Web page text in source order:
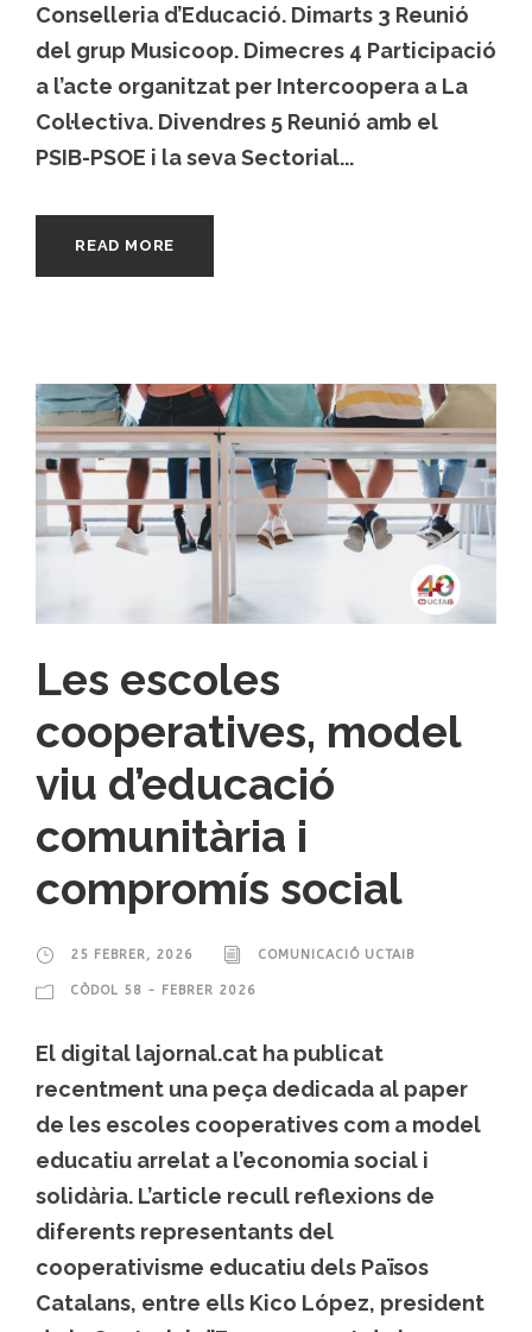
Conselleria d’Educació. Dimarts 3 Reunió
del grup Musicoop. Dimecres 4 Participació
a l’acte organitzat per Intercoopera a La
Col·lectiva. Divendres 5 Reunió amb el
PSIB-PSOE i la seva Sectorial...
READ MORE
Les escoles
cooperatives, model
viu d’educació
comunitària i
compromís social
25 FEBRER, 2026 COMUNICACIÓ UCTAIB
CÒDOL 58 - FEBRER 2026
El digital lajornal.cat ha publicat
recentment una peça dedicada al paper
de les escoles cooperatives com a model
educatiu arrelat a l’economia social i
solidària. L’article recull reflexions de
diferents representants del
cooperativisme educatiu dels Països
Catalans, entre ells Kico López, president